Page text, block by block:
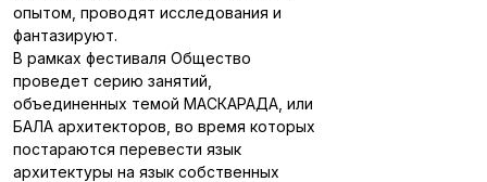
опытом, проводят исследования и
фантазируют.
В рамках фестиваля Общество
проведет серию занятий,
объединенных темой МАСКАРАДА, или
БАЛА архитекторов, во время которых
постараются перевести язык
архитектуры на язык собственных